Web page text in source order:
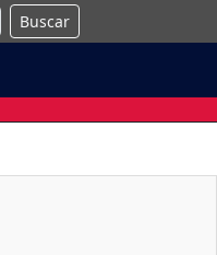
Buscar